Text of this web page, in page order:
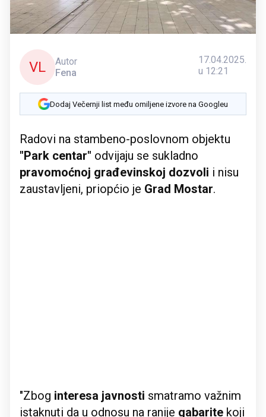
VL
Autor
Fena
17.04.2025.
u 12:21
Dodaj Večernji list među omiljene izvore na Googleu
Radovi na stambeno-poslovnom objektu
"Park centar" odvijaju se sukladno
pravomoćnoj građevinskoj dozvoli i nisu
zaustavljeni, priopćio je Grad Mostar.
"Zbog interesa javnosti smatramo važnim
istaknuti da u odnosu na ranije gabarite koji